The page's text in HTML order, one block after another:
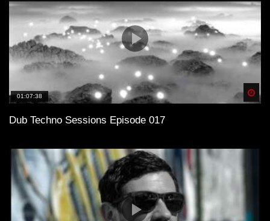
01:07:38
Dub Techno Sessions Episode 017